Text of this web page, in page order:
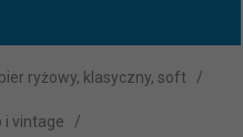
ryżowy, klasyczny, soft
i vintage